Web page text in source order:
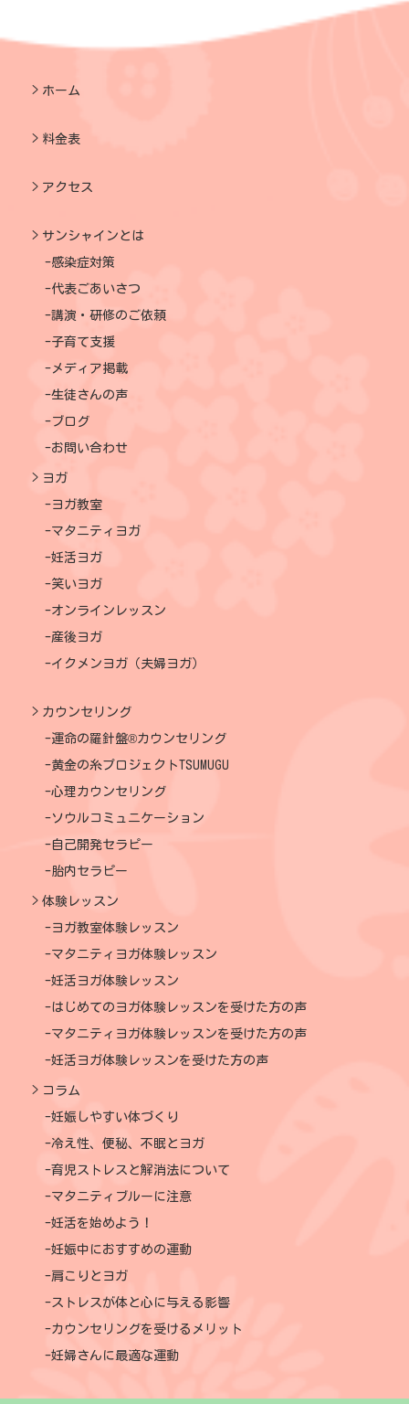
ホーム
料金表
アクセス
サンシャインとは
感染症対策
代表ごあいさつ
講演・研修のご依頼
子育て支援
メディア掲載
生徒さんの声
ブログ
お問い合わせ
ヨガ
ヨガ教室
マタニティヨガ
妊活ヨガ
笑いヨガ
オンラインレッスン
産後ヨガ
イクメンヨガ（夫婦ヨガ）
カウンセリング
運命の羅針盤®カウンセリング
黄金の糸プロジェクトTSUMUGU
心理カウンセリング
ソウルコミュニケーション
自己開発セラピー
胎内セラピー
体験レッスン
ヨガ教室体験レッスン
マタニティヨガ体験レッスン
妊活ヨガ体験レッスン
はじめてのヨガ体験レッスンを受けた方の声
マタニティヨガ体験レッスンを受けた方の声
妊活ヨガ体験レッスンを受けた方の声
コラム
妊娠しやすい体づくり
冷え性、便秘、不眠とヨガ
育児ストレスと解消法について
マタニティブルーに注意
妊活を始めよう！
妊娠中におすすめの運動
肩こりとヨガ
ストレスが体と心に与える影響
カウンセリングを受けるメリット
妊婦さんに最適な運動